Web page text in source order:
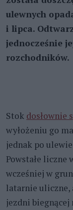
ulewnych
i lipca.
jednocześnie
rozchodników.
Stok dosłownie
wyłożeniu go
jednak po
Powstałe liczne
wcześniej w
latarnie uliczne,
jezdni